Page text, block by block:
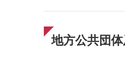
地方公共団